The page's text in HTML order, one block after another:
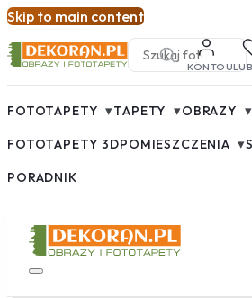
Skip to main content
KONTO
FOTOTAPETY ▾TAPETY ▾OBRAZY ▾
FOTOTAPETY 3DPOMIESZCZENIA ▾
PORADNIK